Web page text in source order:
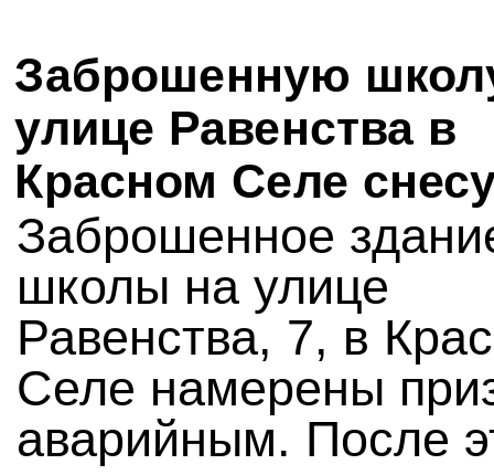
Заброшенную
улице Равенства в
Красном Селе
Заброшенное
школы на улице
Равенства, 7, в
Селе намерены
аварийным. После